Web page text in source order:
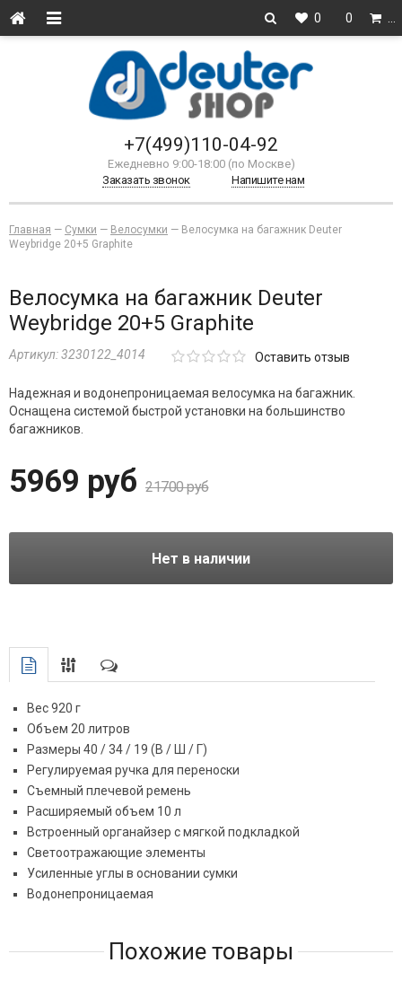
0 0
+7(499)110-04-92
Ежедневно 9:00-18:00 (по Москве)
Заказать звонок
Напишите нам
Главная — Сумки — Велосумки — Велосумка на багажник Deuter
Weybridge 20+5 Graphite
Велосумка на багажник Deuter
Weybridge 20+5 Graphite
Артикул:3230122_4014 Оставить отзыв
Надежная и водонепроницаемая велосумка на багажник.
Оснащена системой быстрой установки на большинство
багажников.
5969 руб 21700 руб
Нет в наличии
Вес 920 г
Объем 20 литров
Размеры 40 / 34 / 19 (В / Ш / Г)
Регулируемая ручка для переноски
Съемный плечевой ремень
Расширяемый объем 10 л
Встроенный органайзер с мягкой подкладкой
Светоотражающие элементы
Усиленные углы в основании сумки
Водонепроницаемая
Похожие товары